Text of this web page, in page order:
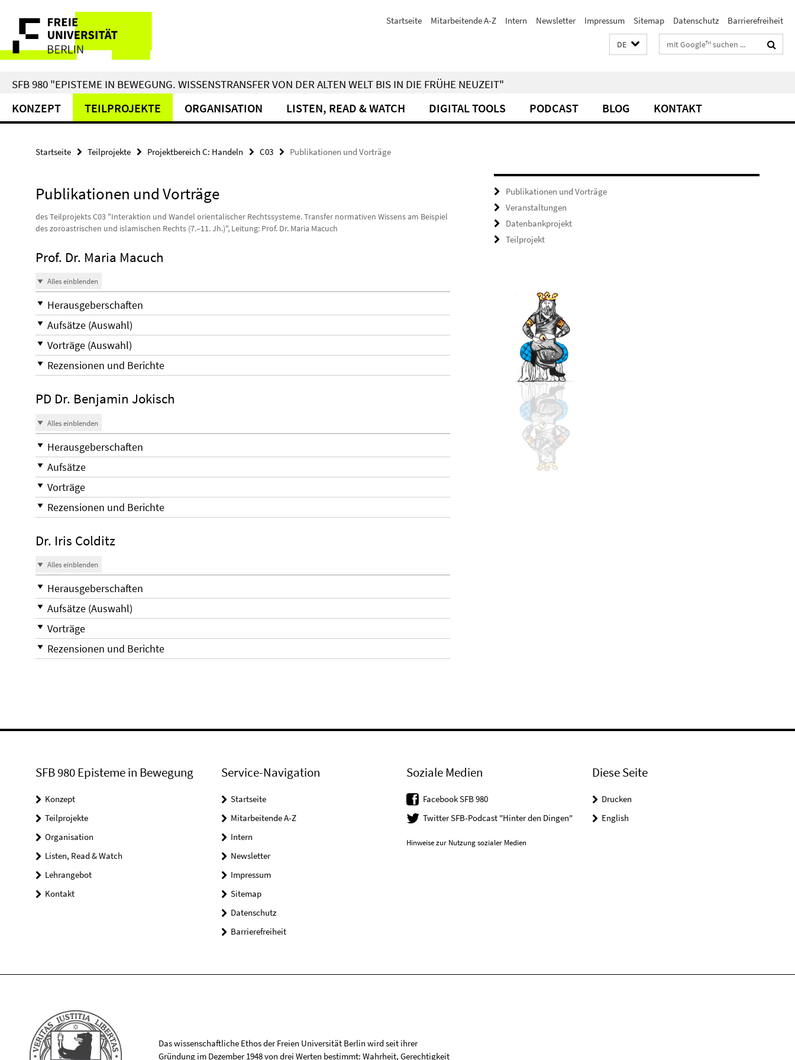
direkt
Inhalt
Service-
Navigation
Startseite Mitarbeitende A-Z Intern Newsletter Impressum Sitemap Datenschutz Barrierefreiheit
DE Suchbegriffe
SFB 980 "EPISTEME IN BEWEGUNG. WISSENSTRANSFER VON DER ALTEN WELT BIS IN DIE FRÜHE NEUZEIT"
KONZEPT TEILPROJEKTE ORGANISATION LISTEN, READ & WATCH DIGITAL TOOLS PODCAST BLOG KONTAKT
Startseite Teilprojekte Projektbereich C: Handeln C03 Publikationen und Vorträge
Publikationen und Vorträge
des Teilprojekts C03 "Interaktion und Wandel orientalischer Rechtssysteme. Transfer normativen Wissens am Beispiel
des zoroastrischen und islamischen Rechts (7.–11. Jh.)", Leitung: Prof. Dr. Maria Macuch
Prof. Dr. Maria Macuch
Alles einblenden
Herausgeberschaften
Aufsätze (Auswahl)
Vorträge (Auswahl)
Rezensionen und Berichte
PD Dr. Benjamin Jokisch
Alles einblenden
Herausgeberschaften
Aufsätze
Vorträge
Rezensionen und Berichte
Dr. Iris Colditz
Alles einblenden
Herausgeberschaften
Aufsätze (Auswahl)
Vorträge
Rezensionen und Berichte
Publikationen und Vorträge
Veranstaltungen
Datenbankprojekt
Teilprojekt
SFB 980 Episteme in Bewegung
Konzept
Teilprojekte
Organisation
Listen, Read & Watch
Lehrangebot
Kontakt
Service-Navigation
Startseite
Mitarbeitende A-Z
Intern
Newsletter
Impressum
Sitemap
Datenschutz
Barrierefreiheit
Soziale Medien
Facebook SFB 980
Twitter SFB-Podcast "Hinter den Dingen"
Hinweise zur Nutzung sozialer Medien
Diese Seite
Drucken
English
Das wissenschaftliche Ethos der Freien Universität Berlin wird seit ihrer
Gründung im Dezember 1948 von drei Werten bestimmt: Wahrheit, Gerechtigkeit